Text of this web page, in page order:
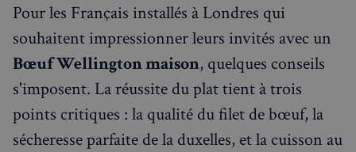
Pour les Français installés à Londres qui
souhaitent impressionner leurs invités avec un
Bœuf Wellington maison, quelques conseils
s'imposent. La réussite du plat tient à trois
points critiques : la qualité du filet de bœuf, la
sécheresse parfaite de la duxelles, et la cuisson au